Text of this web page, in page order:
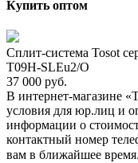
Купить оптом
Сплит-система Tosot
T09H-SLEu2/O
37 000 руб.
В интернет-магазине
условия для юр.лиц и
информации о
контактный номер
вам в ближайшее время.